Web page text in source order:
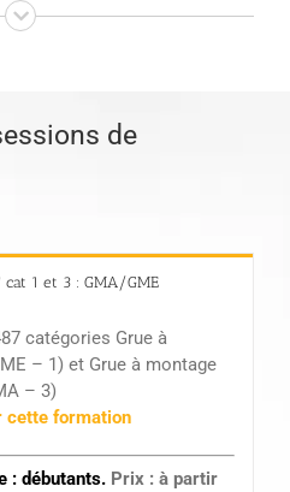
de
cat 1 et 3 : GMA/GME
catégories Grue à
– 1) et Grue à montage
– 3)
cette formation
: débutants.Prix : à partir